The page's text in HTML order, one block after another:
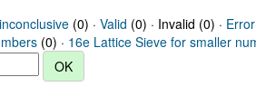
(0) · Valid (0) · Invalid (0) · Error
(0) · 16e Lattice Sieve for smaller